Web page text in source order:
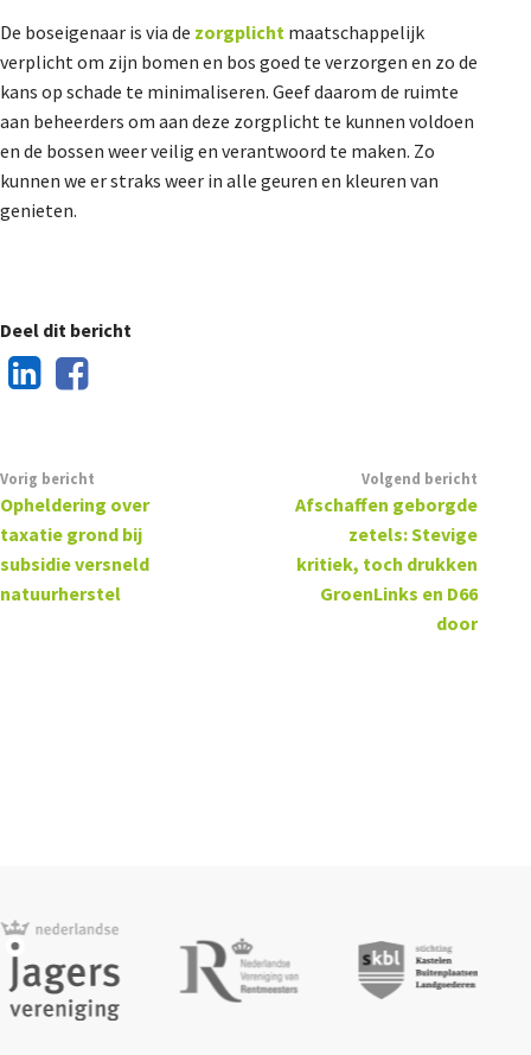
De boseigenaar is via de zorgplicht maatschappelijk
verplicht om zijn bomen en bos goed te verzorgen en zo de
kans op schade te minimaliseren. Geef daarom de ruimte
aan beheerders om aan deze zorgplicht te kunnen voldoen
en de bossen weer veilig en verantwoord te maken. Zo
kunnen we er straks weer in alle geuren en kleuren van
genieten.
Deel dit bericht
Vorig bericht
Opheldering over
taxatie grond bij
subsidie versneld
natuurherstel
Volgend bericht
Afschaffen geborgde
zetels: Stevige
kritiek, toch drukken
GroenLinks en D66
door